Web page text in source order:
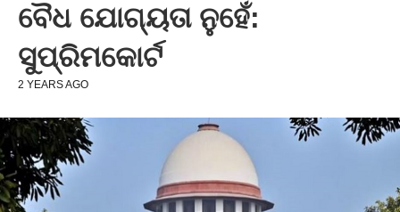
ବୈଧ ଯୋଗ୍ୟତା ନୁହେଁ:
ସୁପ୍ରିମକୋର୍ଟ
2 YEARS AGO